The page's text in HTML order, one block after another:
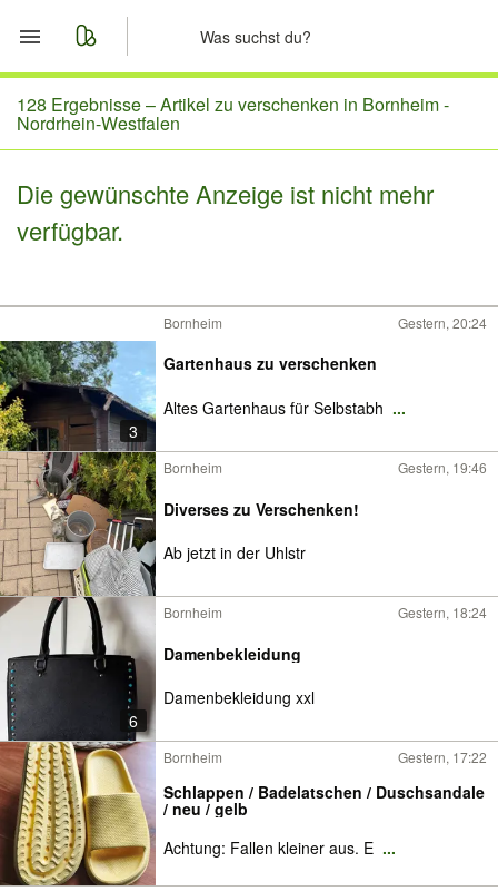
Start
Merkliste
Nachrichten
128 Ergebnisse –Artikel zu verschenken in Bornheim -
Nordrhein-Westfalen
Die gewünschte Anzeige ist nicht mehr
verfügbar.
3
Bornheim Gestern, 20:24
Gartenhaus zu verschenken
Altes Gartenhaus für Selbstabh ...
Bornheim Gestern, 19:46
Diverses zu Verschenken!
Ab jetzt in der Uhlstr
6
Bornheim Gestern, 18:24
Damenbekleidung
Damenbekleidung xxl
Bornheim Gestern, 17:22
Schlappen / Badelatschen / Duschsandale
/ neu / gelb
Achtung: Fallen kleiner aus. E ...